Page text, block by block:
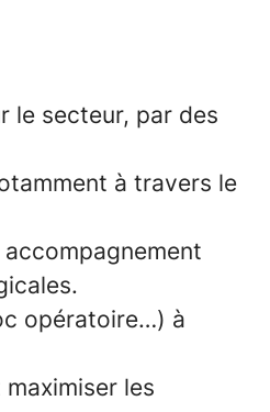
le secteur, par des
à travers le
opératoire…) à
les